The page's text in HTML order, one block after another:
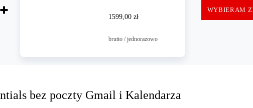
1599,00 zł
brutto / jednorazowo
WYBIERAM
bez poczty Gmail i Kalendarza